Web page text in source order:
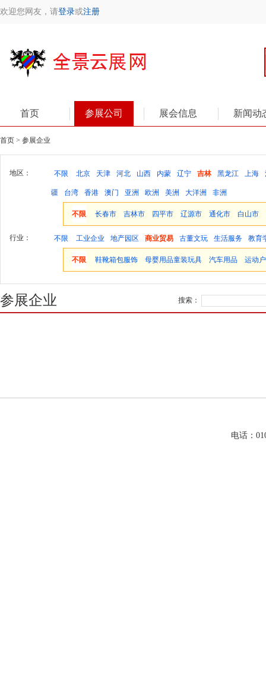
欢迎您网友，请登录或注册
首页 参展公司 展会信息 新闻动
首页 > 参展企业
地区： 不限 北京 天津 河北 山西 内蒙 辽宁 吉林 黑龙江 上海
疆 台湾 香港 澳门 亚洲 欧洲 美洲 大洋洲 非洲
不限 长春市 吉林市 四平市 辽源市 通化市 白山市
行业： 不限 工业企业 地产园区 商业贸易 古董文玩 生活服务 教育
不限 鞋靴箱包服饰 母婴用品童装玩具 汽车用品 运动
参展企业 搜索：
电话：